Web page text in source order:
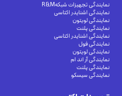
نمایندگی تجهیزات شبکهR&M
نمایندگی اشنایدر اکتاسی
نمایندگی لویتون
نمایندگی پلنت
نمایندگی اشنایدر اکتاسی
نمایندگی فول
نمایندگی لویتون
نمایندگی آر اند ام
نمایندگی پلنت
نمایندگی سیسکو